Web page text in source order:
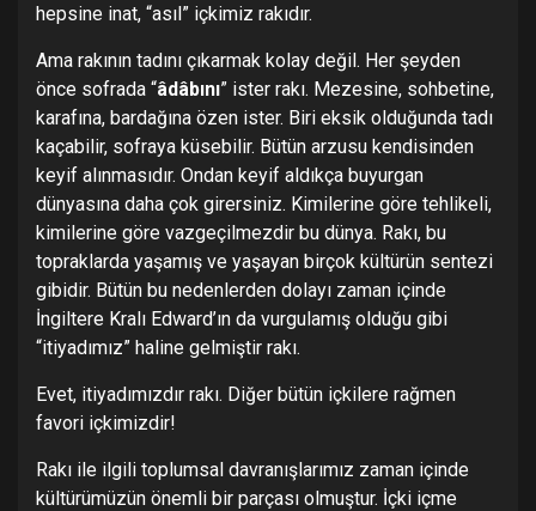
hepsine inat, “asıl” içkimiz rakıdır.
Ama rakının tadını çıkarmak kolay değil. Her şeyden
önce sofrada “âdâbını” ister rakı. Mezesine, sohbetine,
karafına, bardağına özen ister. Biri eksik olduğunda tadı
kaçabilir, sofraya küsebilir. Bütün arzusu kendisinden
keyif alınmasıdır. Ondan keyif aldıkça buyurgan
dünyasına daha çok girersiniz. Kimilerine göre tehlikeli,
kimilerine göre vazgeçilmezdir bu dünya. Rakı, bu
topraklarda yaşamış ve yaşayan birçok kültürün sentezi
gibidir. Bütün bu nedenlerden dolayı zaman içinde
İngiltere Kralı Edward’ın da vurgulamış olduğu gibi
“itiyadımız” haline gelmiştir rakı.
Evet, itiyadımızdır rakı. Diğer bütün içkilere rağmen
favori içkimizdir!
Rakı ile ilgili toplumsal davranışlarımız zaman içinde
kültürümüzün önemli bir parçası olmuştur. İçki içme